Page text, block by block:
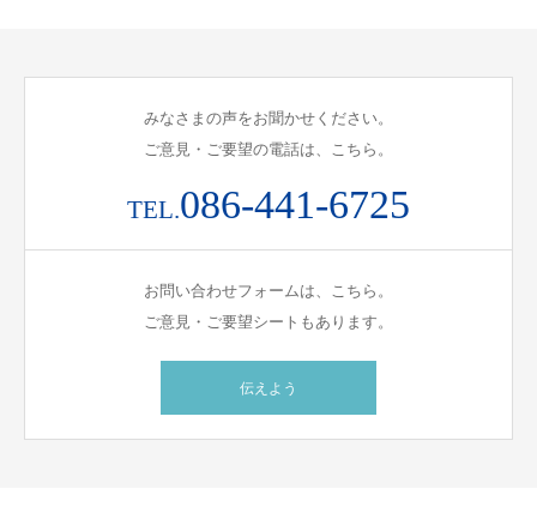
みなさまの声をお聞かせください。
ご意見・ご要望の電話は、こちら。
TEL.086-441-6725
お問い合わせフォームは、こちら。
ご意見・ご要望シートもあります。
伝えよう